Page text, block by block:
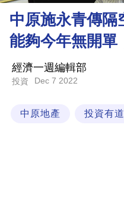
理
財
商
業
科
中原施永青傳隔
能夠今年無開單
經濟一週編輯部
投資 Dec 7 2022
中原地產 投資有道